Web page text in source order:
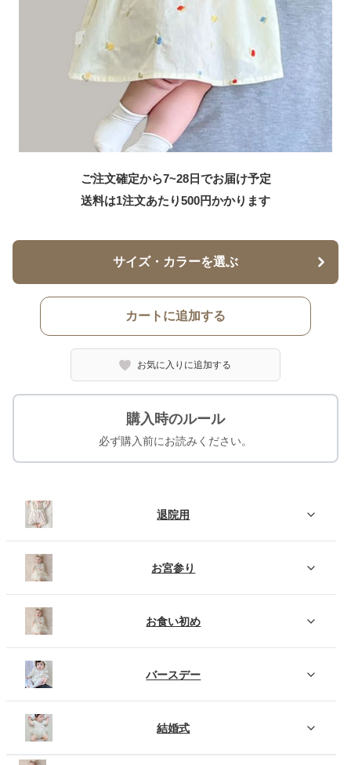
ご注文確定から7~28日でお届け予定
送料は1注文あたり500円かかります
サイズ・カラーを選ぶ
カートに追加する
お気に入りに追加する
購入時のルール
必ず購入前にお読みください。
退院用
お宮参り
お食い初め
バースデー
結婚式